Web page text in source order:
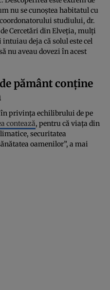
nu se cunoștea habitatul cu
studiului, dr.
Cercetări din Elveția, mulți
deja că solul este cel
nu aveau dovezi în acest
pământ conține
în privința echilibrului de pe
contează, pentru că viața din
securitatea
oamenilor”, a mai